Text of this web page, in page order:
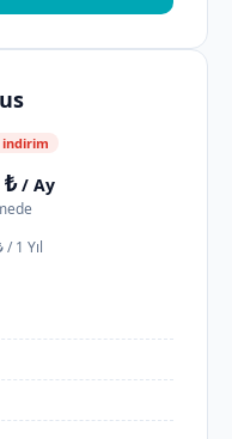
indirim
₺/ Ay
/1 Yıl